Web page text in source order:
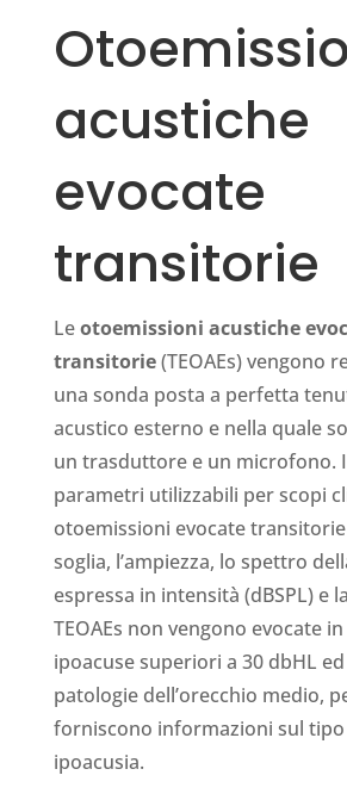
acustiche
evocate
transitorie
Leotoemissioni acustiche
transitorie(TEOAEs) vengono
una sonda posta a perfetta
acustico esterno e nella quale
un trasduttore e un microfono.
parametri utilizzabili per scopi
otoemissioni evocate
soglia, l’ampiezza, lo spettro
espressa in intensità (dBSPL) e
TEOAEs non vengono evocate
ipoacuse superiori a 30 dbHL
patologie dell’orecchio medio,
forniscono informazioni sul tipo
ipoacusia.